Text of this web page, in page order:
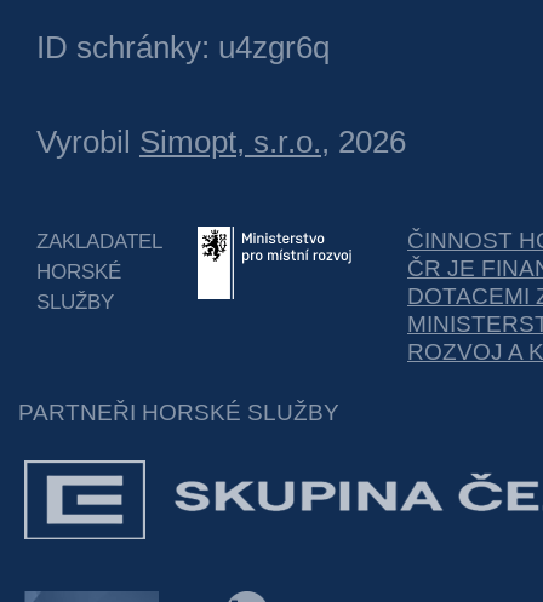
ID schránky: u4zgr6q
Vyrobil Simopt, s.r.o., 2026
ZAKLADATEL
HORSKÉ
SLUŽBY
ČINNOST
ČR JE
DOTACEMI
ROZVOJ A
PARTNEŘI HORSKÉ SLUŽBY